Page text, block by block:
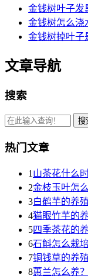
金钱树叶子发
金钱树怎么浇
金钱树掉叶子
文章导航
搜索
热门文章
1 山茶花什么
2金枝玉叶怎
3白鹤芋的养
4猫眼竹芋的
5四季茶花的
6石斛怎么栽
7铜钱草的养
8蕙兰怎么养